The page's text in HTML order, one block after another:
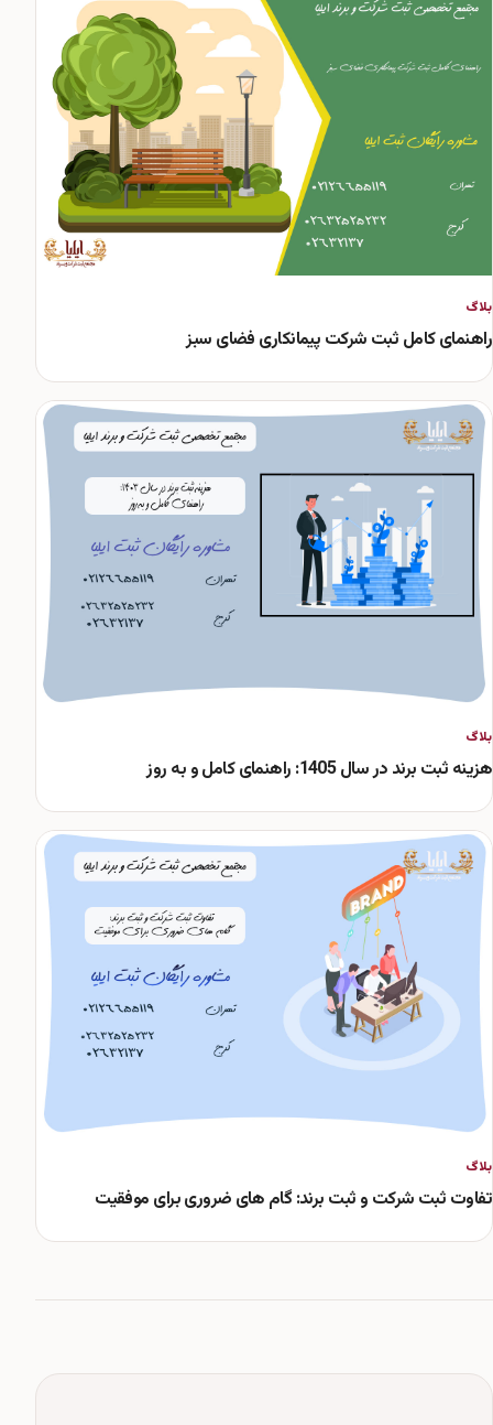
بلاگ
راهنمای کامل ثبت شرکت پیمانکاری فضای سبز
بلاگ
هزینه ثبت برند در سال 1405: راهنمای کامل و به روز
بلاگ
تفاوت ثبت شرکت و ثبت برند: گام های ضروری برای موفقیت